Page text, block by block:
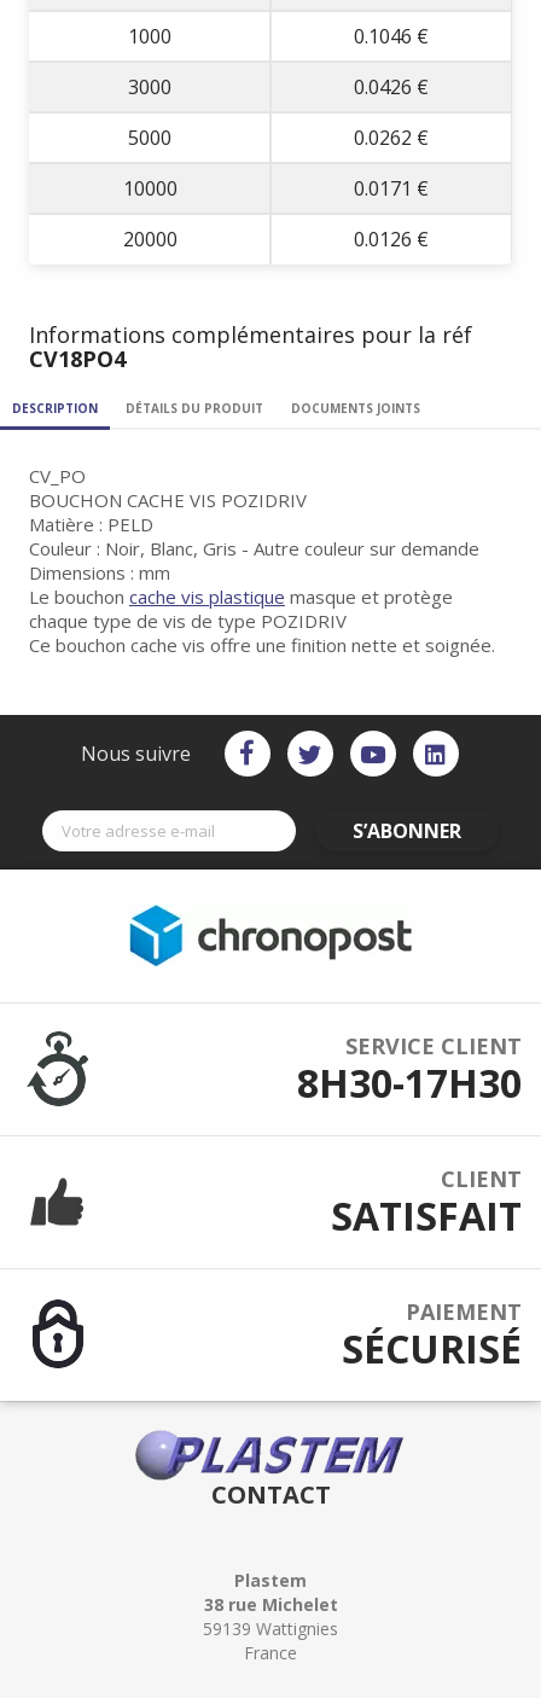
1000
0.1046 €
3000
0.0426 €
5000
0.0262 €
10000
0.0171 €
20000
0.0126 €
Informations complémentaires pour la réf
CV18PO4
DESCRIPTION DÉTAILS DU PRODUIT DOCUMENTS JOINTS
CV_PO
BOUCHON CACHE VIS POZIDRIV
Matière : PELD
Couleur : Noir, Blanc, Gris - Autre couleur sur demande
Dimensions : mm
Le bouchon cache vis plastique masque et protège
chaque type de vis de type POZIDRIV
Ce bouchon cache vis offre une finition nette et soignée.
Nous suivre
S’ABONNER
SERVICE CLIENT
8H30-17H30
CLIENT
SATISFAIT
PAIEMENT
SÉCURISÉ
CONTACT
Plastem
38 rue Michelet
59139 Wattignies
France